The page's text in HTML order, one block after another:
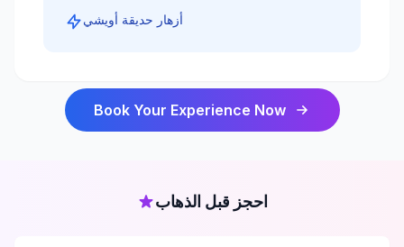
أزهار حديقة أويشي
Book Your Experience Now
احجز قبل الذهاب